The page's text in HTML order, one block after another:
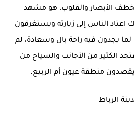
الأبصار والقلوب، هو مشهد
اعتاد الناس إلى زيارته ويستغرقون
لما يجدون فيه راحة بال وسعادة، لم
الكثير من الأجانب والسياح من
منطقة عيون أم الربيع.
الرباط